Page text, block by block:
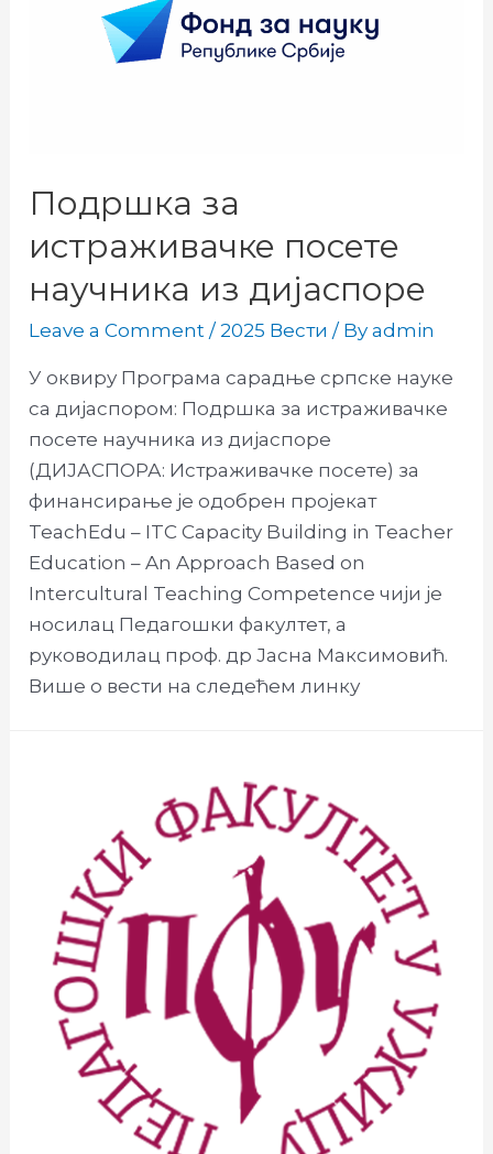
Подршка за
истраживачке посете
научника из дијаспоре
Leave a Comment /2025 Вести / Byadmin
У оквиру Програма сарадње српске науке
са дијаспором: Подршка за истраживачке
посете научника из дијаспоре
(ДИЈАСПОРА: Истраживачке посете) за
финансирање је одобрен пројекат
TeachEdu – ITC Capacity Building in Teacher
Education – An Approach Based on
Intercultural Teaching Competence чији је
носилац Педагошки факултет, а
руководилац проф. др Јасна Максимовић.
Више о вести на следећем линку